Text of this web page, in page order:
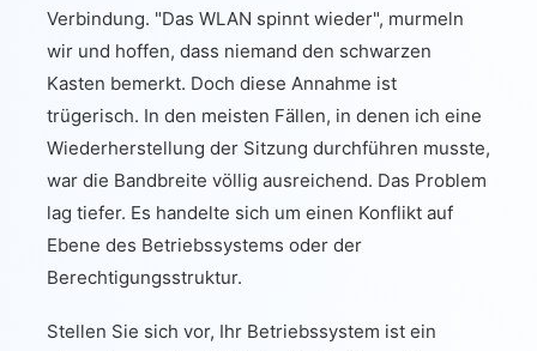
Verbindung. "Das WLAN spinnt wieder", murmeln
wir und hoffen, dass niemand den schwarzen
Kasten bemerkt. Doch diese Annahme ist
trügerisch. In den meisten Fällen, in denen ich eine
Wiederherstellung der Sitzung durchführen musste,
war die Bandbreite völlig ausreichend. Das Problem
lag tiefer. Es handelte sich um einen Konflikt auf
Ebene des Betriebssystems oder der
Berechtigungsstruktur.
Stellen Sie sich vor, Ihr Betriebssystem ist ein